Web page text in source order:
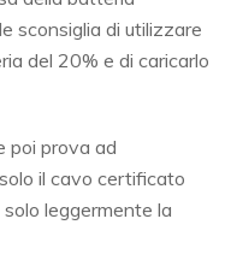
sconsiglia di utilizzare
del 20% e di caricarlo
poi prova ad
il cavo certificato
leggermente la